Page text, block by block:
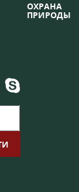
ОХРАНА
ПРИРОДЫ